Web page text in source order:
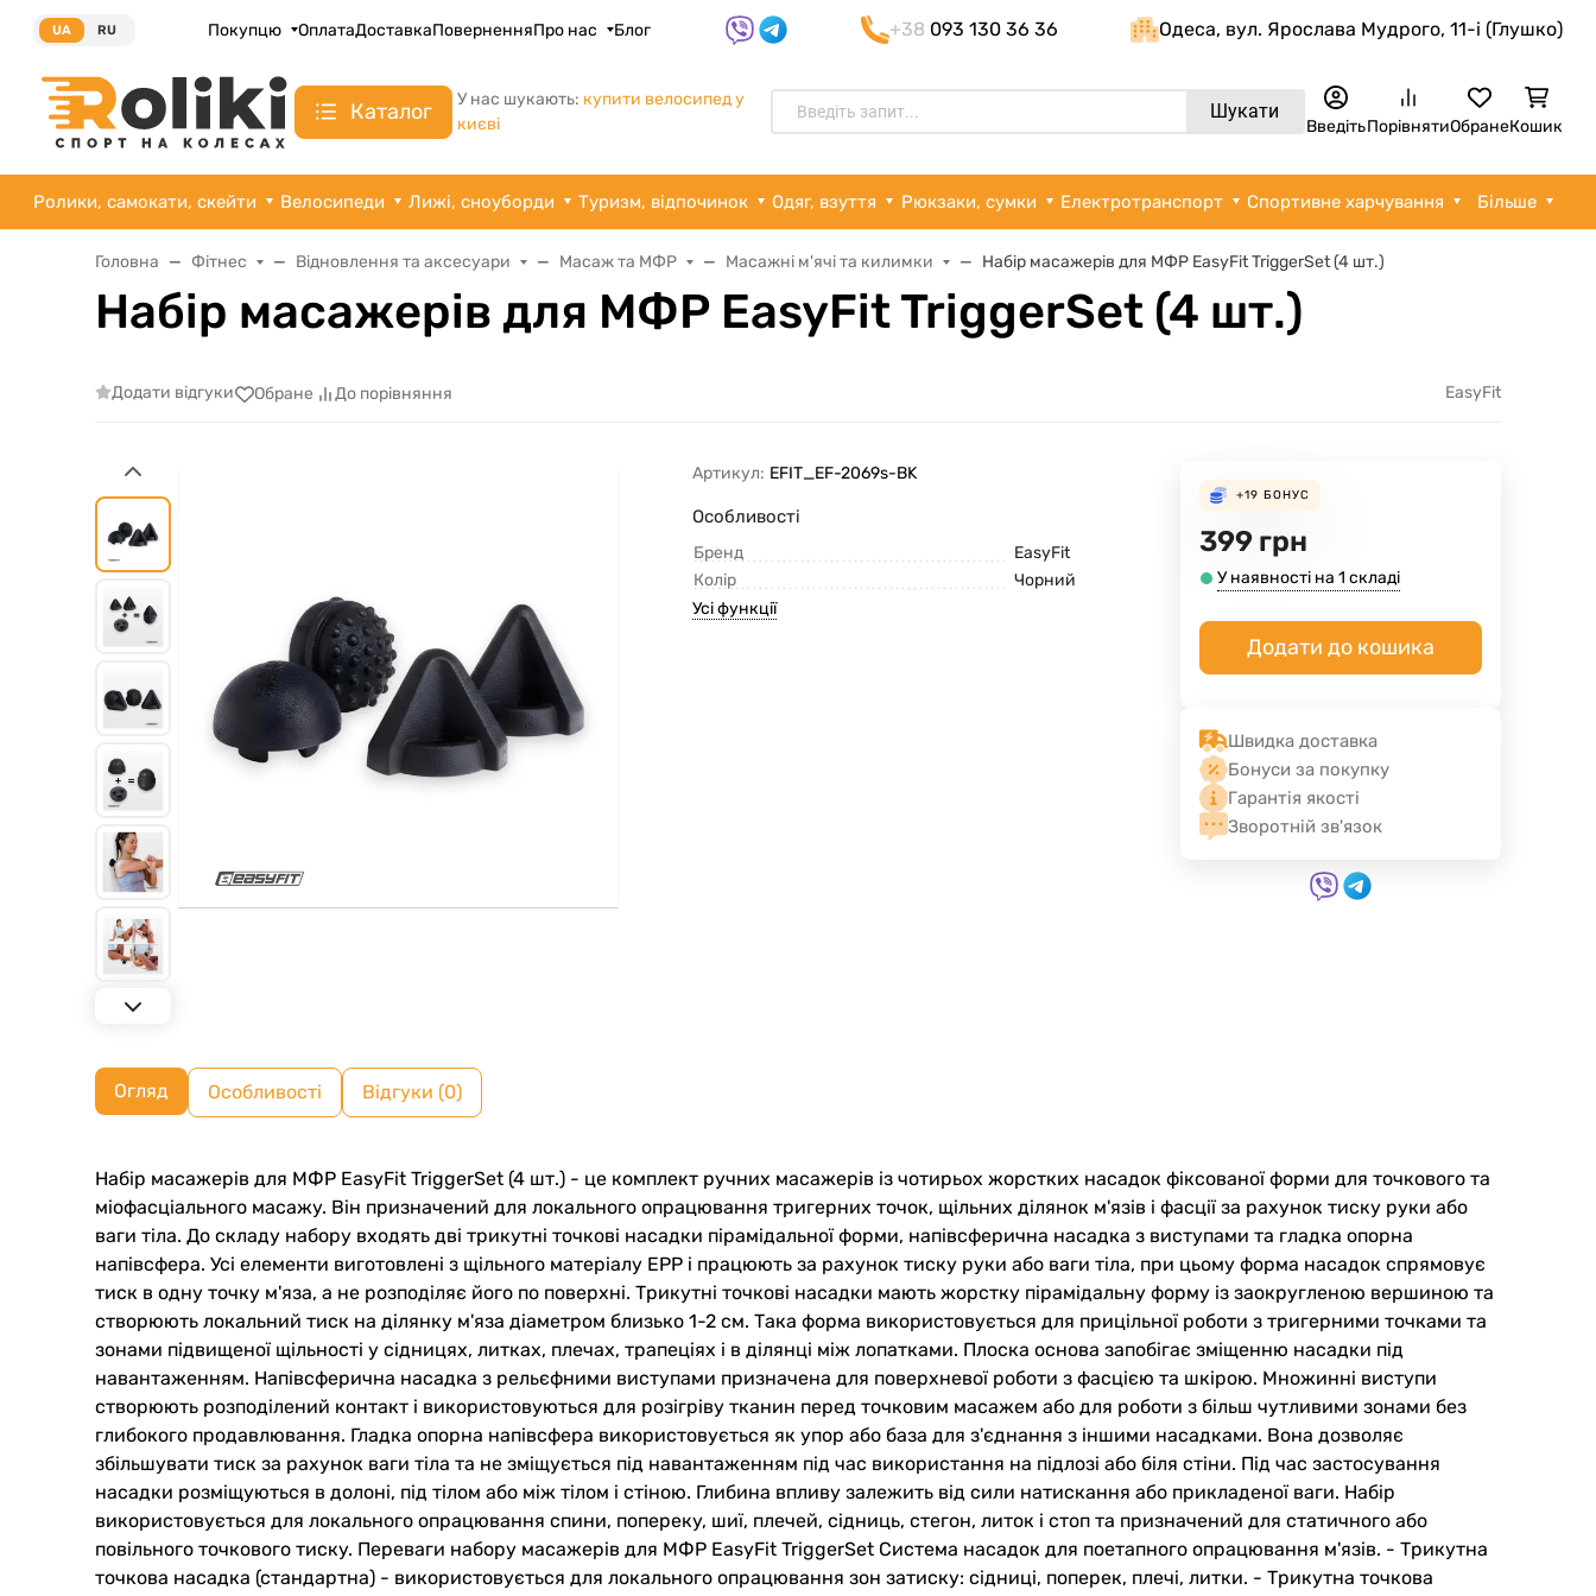
UA RU Покупцю ОплатаДоставкаПоверненняПро нас Блог +38 093 130 36 36 Одеса, вул. Ярослава Мудрого, 11-i (Глушко)
Каталог У нас шукають: купити велосипед у
києві
Шукати
ВведітьПорівнятиОбранеКошик
Ролики, самокати, скейти Велосипеди Лижі, сноуборди Туризм, відпочинок Одяг, взуття Рюкзаки, сумки Електротранспорт Спортивне харчування Більше
Головна Фітнес Відновлення та аксесуари Масаж та МФР Масажні м'ячі та килимки Набір масажерів для МФР EasyFit TriggerSet (4 шт.)
Набір масажерів для МФР EasyFit TriggerSet (4 шт.)
Додати відгуки Обране До порівняння EasyFit
Артикул: EFIT_EF-2069s-BK
Особливості
Бренд
EasyFit
Колір
Чорний
Усі функції
+19 БОНУС
399 грн
У наявності на 1 складі
Додати до кошика
Швидка доставка
Бонуси за покупку
Гарантія якості
Зворотній зв'язок
Огляд Особливості Відгуки (0)
Набір масажерів для МФР EasyFit TriggerSet (4 шт.) - це комплект ручних масажерів із чотирьох жорстких насадок фіксованої форми для точкового та
міофасціального масажу. Він призначений для локального опрацювання тригерних точок, щільних ділянок м'язів і фасції за рахунок тиску руки або
ваги тіла. До складу набору входять дві трикутні точкові насадки пірамідальної форми, напівсферична насадка з виступами та гладка опорна
напівсфера. Усі елементи виготовлені з щільного матеріалу EPP і працюють за рахунок тиску руки або ваги тіла, при цьому форма насадок спрямовує
тиск в одну точку м'яза, а не розподіляє його по поверхні. Трикутні точкові насадки мають жорстку пірамідальну форму із заокругленою вершиною та
створюють локальний тиск на ділянку м'яза діаметром близько 1-2 см. Така форма використовується для прицільної роботи з тригерними точками та
зонами підвищеної щільності у сідницях, литках, плечах, трапеціях і в ділянці між лопатками. Плоска основа запобігає зміщенню насадки під
навантаженням. Напівсферична насадка з рельєфними виступами призначена для поверхневої роботи з фасцією та шкірою. Множинні виступи
створюють розподілений контакт і використовуються для розігріву тканин перед точковим масажем або для роботи з більш чутливими зонами без
глибокого продавлювання. Гладка опорна напівсфера використовується як упор або база для з'єднання з іншими насадками. Вона дозволяє
збільшувати тиск за рахунок ваги тіла та не зміщується під навантаженням під час використання на підлозі або біля стіни. Під час застосування
насадки розміщуються в долоні, під тілом або між тілом і стіною. Глибина впливу залежить від сили натискання або прикладеної ваги. Набір
використовується для локального опрацювання спини, попереку, шиї, плечей, сідниць, стегон, литок і стоп та призначений для статичного або
повільного точкового тиску. Переваги набору масажерів для МФР EasyFit TriggerSet Система насадок для поетапного опрацювання м'язів. - Трикутна
точкова насадка (стандартна) - використовується для локального опрацювання зон затиску: сідниці, поперек, плечі, литки. - Трикутна точкова